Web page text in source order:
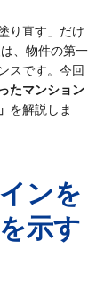
り直す」だけ
、物件の第一
スです。今回
たマンション
を解説しま
ンを
示す